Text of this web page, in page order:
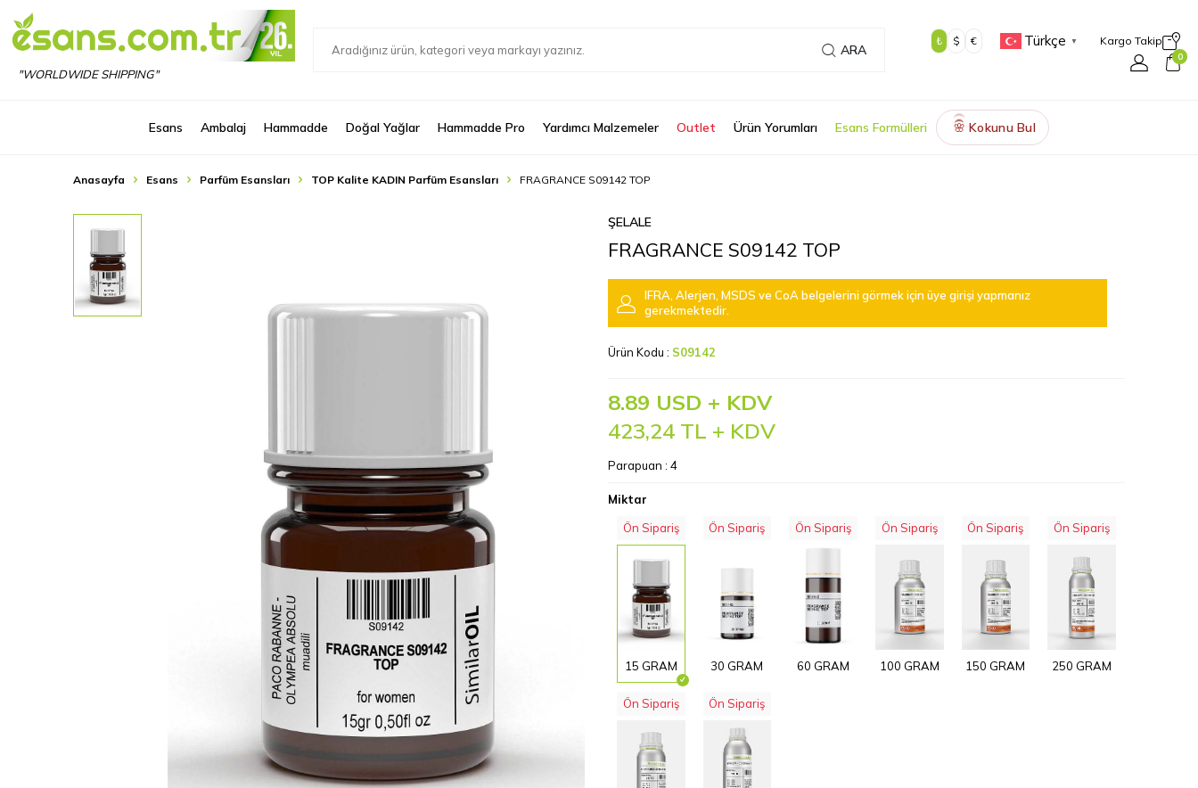
"WORLDWIDE SHIPPING"
ARA
₺ $ € Türkçe ▼ Kargo Takip
0
Esans Ambalaj Hammadde Doğal Yağlar Hammadde Pro Yardımcı Malzemeler Outlet Ürün Yorumları Esans Formülleri 🌸 Kokunu Bul
Anasayfa Esans Parfüm Esansları TOP Kalite KADIN Parfüm Esansları FRAGRANCE S09142 TOP
ŞELALE
FRAGRANCE S09142 TOP
IFRA, Alerjen, MSDS ve CoA belgelerini görmek için üye girişi yapmanız
gerekmektedir.
Ürün Kodu : S09142
8.89 USD + KDV
423,24 TL + KDV
Parapuan : 4
Miktar
Ön Sipariş
15 GRAM
Ön Sipariş
30 GRAM
Ön Sipariş
60 GRAM
Ön Sipariş
100 GRAM
Ön Sipariş
150 GRAM
Ön Sipariş
250 GRAM
Ön Sipariş Ön Sipariş